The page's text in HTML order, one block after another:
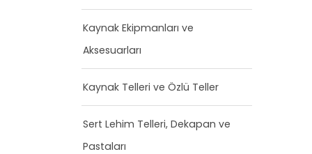
Kaynak Ekipmanları ve
Aksesuarları
Kaynak Telleri ve Özlü Teller
Sert Lehim Telleri, Dekapan ve
Pastaları